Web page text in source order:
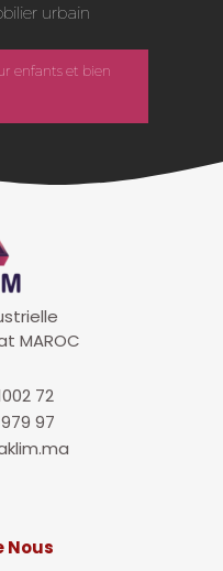
urbain
enfants et bien
MAROC
72
97
Nous